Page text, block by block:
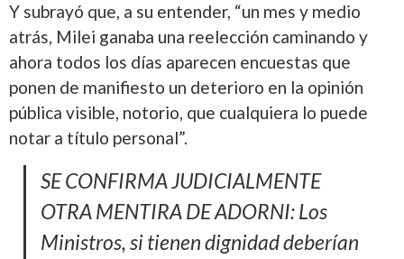
Y subrayó que, a su entender, “un mes y medio
atrás, Milei ganaba una reelección caminando y
ahora todos los días aparecen encuestas que
ponen de manifiesto un deterioro en la opinión
pública visible, notorio, que cualquiera lo puede
notar a título personal”.
SE CONFIRMA JUDICIALMENTE
OTRA MENTIRA DE ADORNI: Los
Ministros, si tienen dignidad deberían